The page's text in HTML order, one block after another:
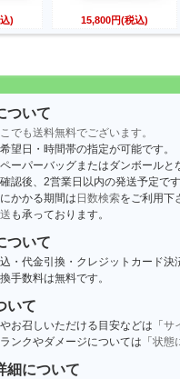
) 15,800円(税込)
ついて
でも送料無料でございます。
望日・時間帯の指定が可能です。
ーパーバッグまたはダンボールと
認後、2営業日以内の発送予定です
かかる期間は 日数検索をご利用下
も承っております。
ついて
・代金引換・クレジットカード決
手数料は無料です。
いて
お召しいただける目安などは「 サ
ンクやダメージについては「 状態
細について